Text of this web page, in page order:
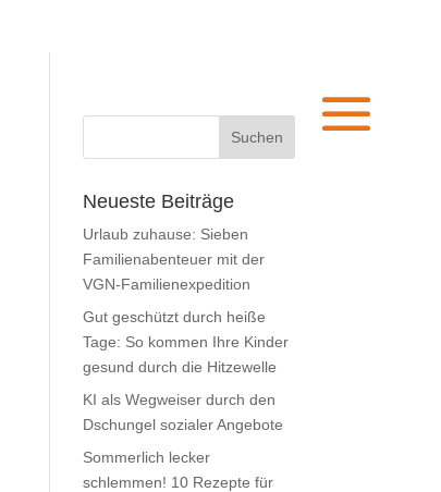
Neueste Beiträge
Urlaub zuhause: Sieben
Familienabenteuer mit der
VGN-Familienexpedition
Gut geschützt durch heiße
Tage: So kommen Ihre Kinder
gesund durch die Hitzewelle
KI als Wegweiser durch den
Dschungel sozialer Angebote
Sommerlich lecker
schlemmen! 10 Rezepte für